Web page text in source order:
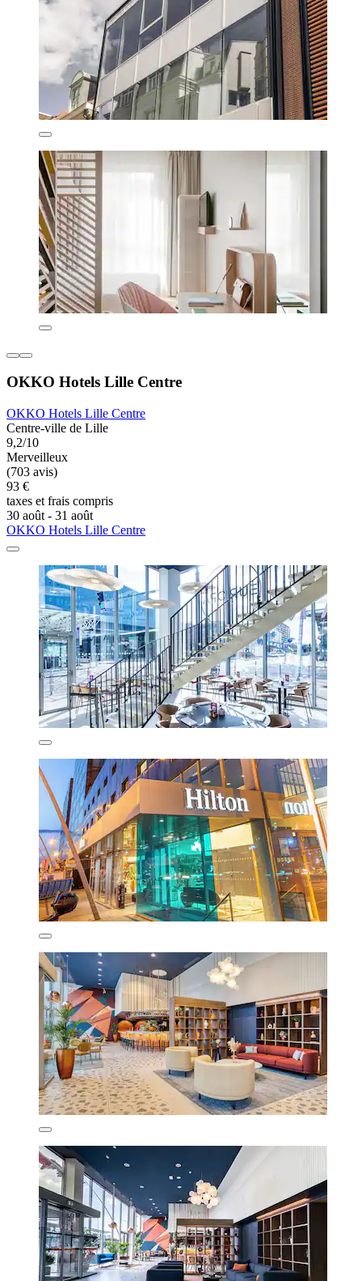
OKKO Hotels Lille Centre
OKKO Hotels Lille Centre
Centre-ville de Lille
9,2/10
Merveilleux
(703 avis)
93 €
taxes et frais compris
30 août - 31 août
OKKO Hotels Lille Centre